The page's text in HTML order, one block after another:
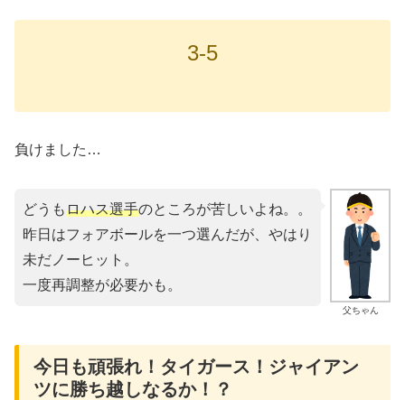
3-5
負けました…
父ちゃん
どうもロハス選手のところが苦しいよね。。
昨日はフォアボールを一つ選んだが、やはり
未だノーヒット。
一度再調整が必要かも。
今日も頑張れ！タイガース！ジャイアン
ツに勝ち越しなるか！？